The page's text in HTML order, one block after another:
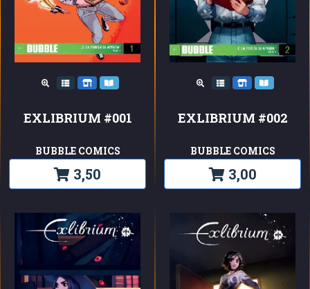
EXLIBRIUM #001
BUBBLE COMICS
3,50
EXLIBRIUM #002
BUBBLE COMICS
3,00